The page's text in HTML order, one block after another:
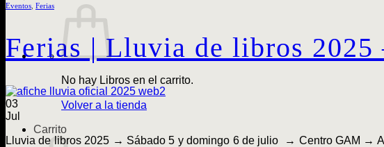
No hay Libros en el carrito.
Volver a la tienda
Carrito
Eventos Ferias
Ferias | Lluvia de libros
03
Jul
Lluvia de libros 2025 → Sábado 5 y domingo 6 de julio → Centro GAM →